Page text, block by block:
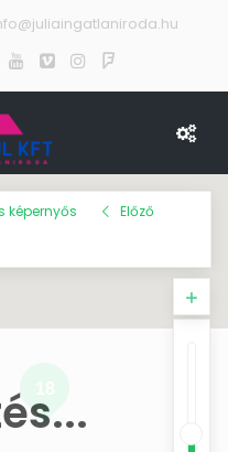
képernyős
Előző